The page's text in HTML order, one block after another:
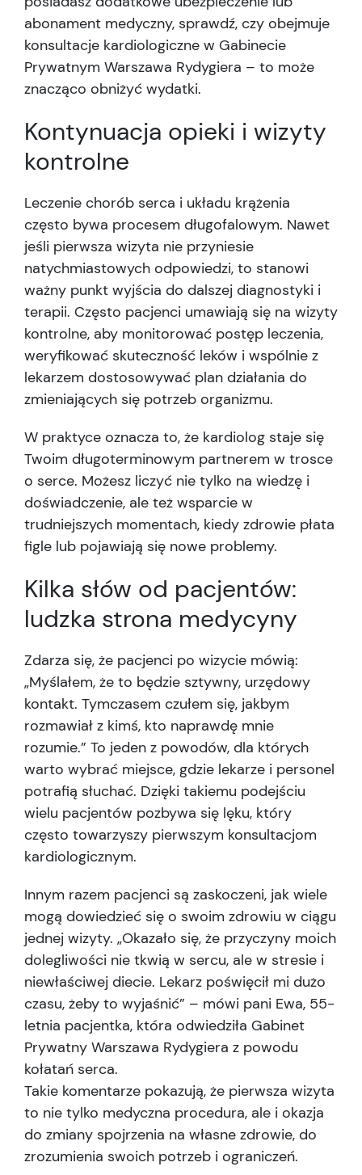
abonament medyczny, sprawdź, czy obejmuje
konsultacje kardiologiczne w Gabinecie
Prywatnym Warszawa Rydygiera – to może
znacząco obniżyć wydatki.
Kontynuacja opieki i wizyty
kontrolne
Leczenie chorób serca i układu krążenia
często bywa procesem długofalowym. Nawet
jeśli pierwsza wizyta nie przyniesie
natychmiastowych odpowiedzi, to stanowi
ważny punkt wyjścia do dalszej diagnostyki i
terapii. Często pacjenci umawiają się na wizyty
kontrolne, aby monitorować postęp leczenia,
weryfikować skuteczność leków i wspólnie z
lekarzem dostosowywać plan działania do
zmieniających się potrzeb organizmu.
W praktyce oznacza to, że kardiolog staje się
Twoim długoterminowym partnerem w trosce
o serce. Możesz liczyć nie tylko na wiedzę i
doświadczenie, ale też wsparcie w
trudniejszych momentach, kiedy zdrowie płata
figle lub pojawiają się nowe problemy.
Kilka słów od pacjentów:
ludzka strona medycyny
Zdarza się, że pacjenci po wizycie mówią:
„Myślałem, że to będzie sztywny, urzędowy
kontakt. Tymczasem czułem się, jakbym
rozmawiał z kimś, kto naprawdę mnie
rozumie.” To jeden z powodów, dla których
warto wybrać miejsce, gdzie lekarze i personel
potrafią słuchać. Dzięki takiemu podejściu
wielu pacjentów pozbywa się lęku, który
często towarzyszy pierwszym konsultacjom
kardiologicznym.
Innym razem pacjenci są zaskoczeni, jak wiele
mogą dowiedzieć się o swoim zdrowiu w ciągu
jednej wizyty. „Okazało się, że przyczyny moich
dolegliwości nie tkwią w sercu, ale w stresie i
niewłaściwej diecie. Lekarz poświęcił mi dużo
czasu, żeby to wyjaśnić” – mówi pani Ewa, 55-
letnia pacjentka, która odwiedziła Gabinet
Prywatny Warszawa Rydygiera z powodu
kołatań serca.
Takie komentarze pokazują, że pierwsza wizyta
to nie tylko medyczna procedura, ale i okazja
do zmiany spojrzenia na własne zdrowie, do
zrozumienia swoich potrzeb i ograniczeń.